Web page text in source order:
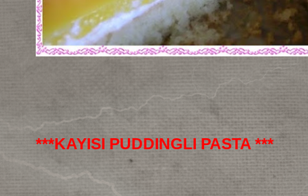
***KAYISI PUDDINGLI PASTA ***